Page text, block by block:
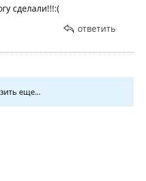
сделали!!!:(
ответить
еще...